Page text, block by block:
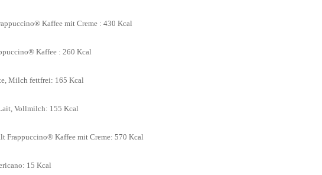
Kaffee mit Creme : 430 Kcal
Kaffee : 260 Kcal
Milch fettfrei: 165 Kcal
Vollmilch: 155 Kcal
Frappuccino® Kaffee mit Creme: 570 Kcal
15 Kcal